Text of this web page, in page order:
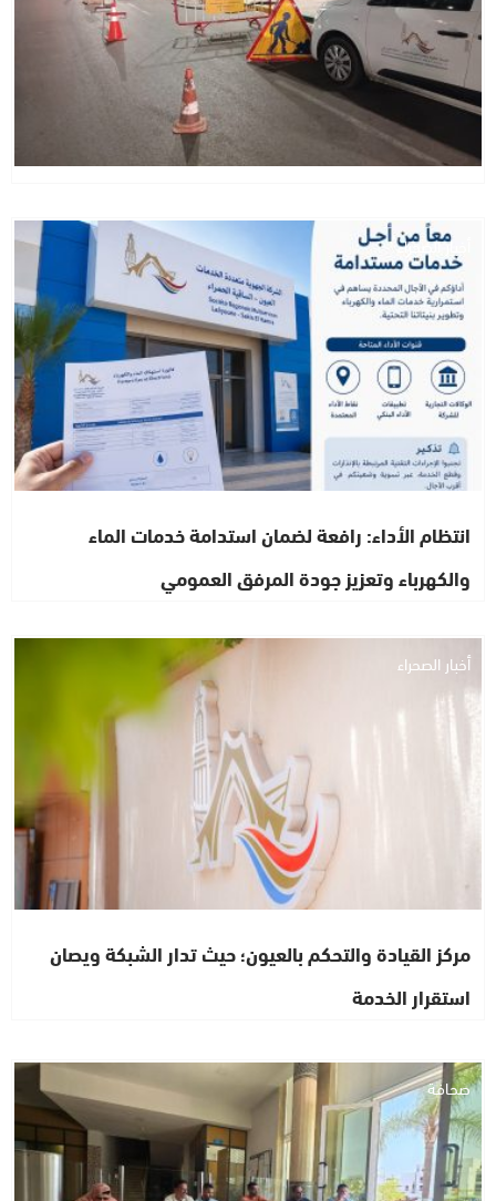
أخبار الصحراء
انتظام الأداء: رافعة لضمان استدامة خدمات الماء
والكهرباء وتعزيز جودة المرفق العمومي
أخبار الصحراء
مركز القيادة والتحكم بالعيون؛ حيث تدار الشبكة ويصان
استقرار الخدمة
صحافة